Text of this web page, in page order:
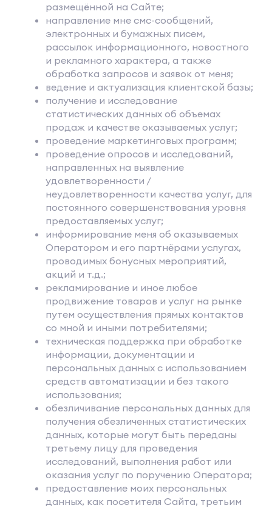
размещённой на Сайте;
направление мне смс-сообщений,
электронных и бумажных писем,
рассылок информационного, новостного
и рекламного характера, а также
обработка запросов и заявок от меня;
ведение и актуализация клиентской базы;
получение и исследование
статистических данных об объемах
продаж и качестве оказываемых услуг;
проведение маркетинговых программ;
проведение опросов и исследований,
направленных на выявление
удовлетворенности /
неудовлетворенности качества услуг, для
постоянного совершенствования уровня
предоставляемых услуг;
информирование меня об оказываемых
Оператором и его партнёрами услугах,
проводимых бонусных мероприятий,
акций и т.д.;
рекламирование и иное любое
продвижение товаров и услуг на рынке
путем осуществления прямых контактов
со мной и иными потребителями;
техническая поддержка при обработке
информации, документации и
персональных данных с использованием
средств автоматизации и без такого
использования;
обезличивание персональных данных для
получения обезличенных статистических
данных, которые могут быть переданы
третьему лицу для проведения
исследований, выполнения работ или
оказания услуг по поручению Оператора;
предоставление моих персональных
данных, как посетителя Сайта, третьим